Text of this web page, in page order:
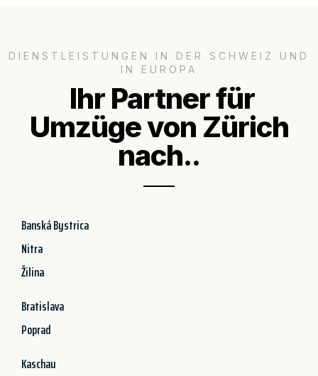
DIENSTLEISTUNGEN IN DER SCHWEIZ UND
IN EUROPA
Ihr Partner für
Umzüge von Zürich
nach..
Banská Bystrica
Nitra
Žilina
Bratislava
Poprad
Kaschau